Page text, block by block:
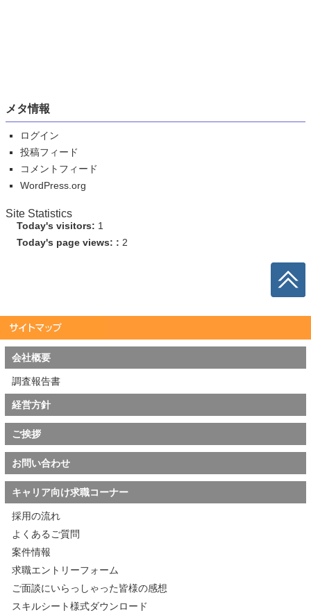
メタ情報
ログイン
投稿フィード
コメントフィード
WordPress.org
Site Statistics
Today's visitors: 1
Today's page views: : 2
会社概要
調査報告書
経営方針
ご挨拶
お問い合わせ
キャリア向け求職コーナー
採用の流れ
よくあるご質問
案件情報
求職エントリーフォーム
ご面談にいらっしゃった皆様の感想
スキルシート様式ダウンロード